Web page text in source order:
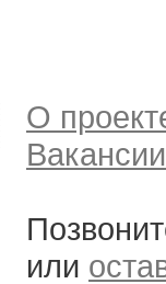
О
Вакансии
или